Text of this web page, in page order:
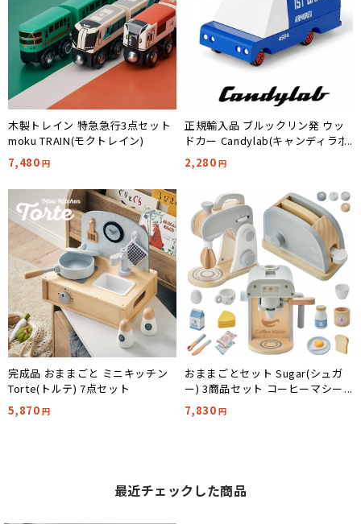
木製トレイン 特急急行3点セット
moku TRAIN(モクトレイン)
7,480円
正規輸入品 ブルックリン発 ウッ
ドカー Candylab(キャンディラボ)
Armored Van CND F201
2,280円
完成品 おままごと ミニキッチン
Torte(トルテ) 7点セット
5,870円
おままごとセット Sugar(シュガ
ー) 3商品セット コーヒーマシー
ン+トースターセット+ペストリー
ミキサー
7,830円
最近チェックした商品